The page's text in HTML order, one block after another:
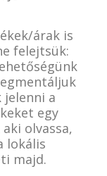
árak is
felejtsük:
jelenni a
egy
olvassa,
lokális
majd.